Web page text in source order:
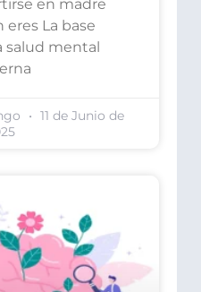
en madre
La base
salud mental
11 de Junio de